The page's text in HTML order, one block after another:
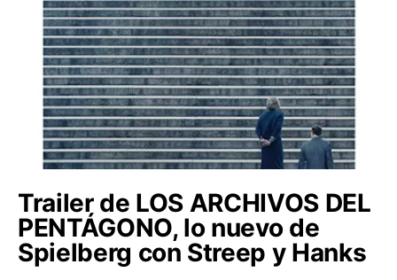
Trailer de LOS ARCHIVOS DEL
PENTÁGONO, lo nuevo de
Spielberg con Streep y Hanks